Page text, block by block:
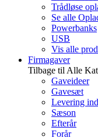
Trådløse
Se alle
Powerbanks
USB
Vis alle
Firmagaver
Tilbage til Alle
Gaveideer
Gavesæt
Levering
Sæson
Efterår
Forår